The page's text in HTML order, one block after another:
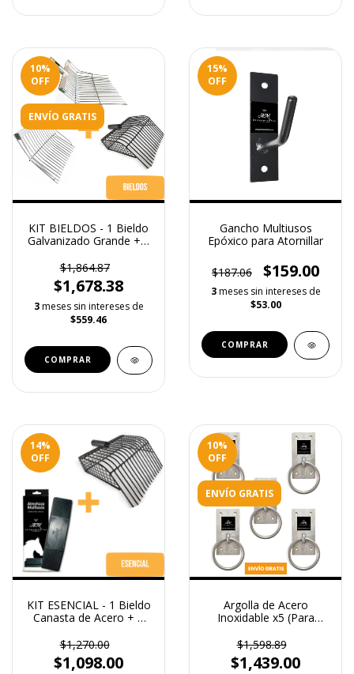
10%
OFF
ENVÍO GRATIS
KIT BIELDOS - 1 Bieldo
Galvanizado Grande + 1
Normal + 1 Bieldo
Canasta de Acero
$1,864.87
$1,678.38
3 meses sin intereses de
$559.46
15%
OFF
Gancho Multiusos
Epóxico para Atornillar
$187.06 $159.00
3 meses sin intereses de
$53.00
14%
OFF
KIT ESENCIAL - 1 Bieldo
Canasta de Acero + 1
100% Mexicana
Multiusos
$1,270.00
$1,098.00
10%
OFF
ENVÍO GRATIS
Argolla de Acero
Inoxidable x5 (Para
$1,598.89
$1,439.00